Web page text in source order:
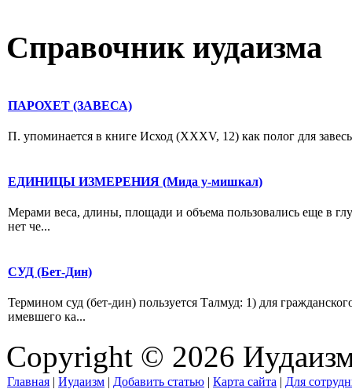
Справочник иудаизма
ПАРОХЕТ (ЗАВЕСА)
П. упоминается в книге Исход (XXXV, 12) как полог для
ЕДИНИЦЫ ИЗМЕРЕНИЯ (Мида у-мишкал)
Мерами веса, длины, площади и объема пользовались еще в
нет че...
СУД (Бет-Дин)
Термином суд (бет-дин) пользуется Талмуд: 1) для
имевшего ка...
Copyright © 2026
Главная | Иудаизм | Добавить статью | Карта сайта | Для